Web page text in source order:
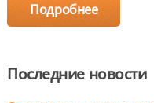
Подробнее
Последние новости